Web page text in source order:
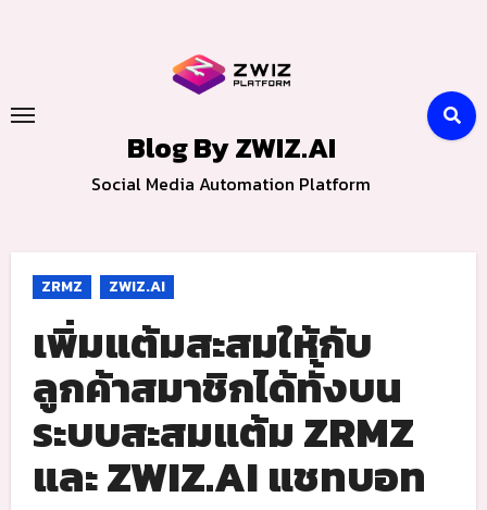
Blog By ZWIZ.AI
Social Media Automation Platform
ZRMZ ZWIZ.AI
เพิ่มแต้มสะสมให้กับ
ลูกค้าสมาชิกได้ทั้งบน
ระบบสะสมแต้ม ZRMZ
และ ZWIZ.AI แชทบอท